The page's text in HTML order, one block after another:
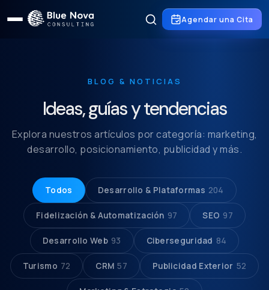
Agendar una Cita
BLOG & NOTICIAS
Ideas, guías y tendencias
Explora nuestros artículos por categoría: marketing,
desarrollo, posicionamiento, publicidad y más.
Todos Desarrollo & Plataformas 204
Fidelización & Automatización 97 SEO 97
Desarrollo Web 93 Ciberseguridad 84
Turismo 72 CRM 57 Publicidad Exterior 52